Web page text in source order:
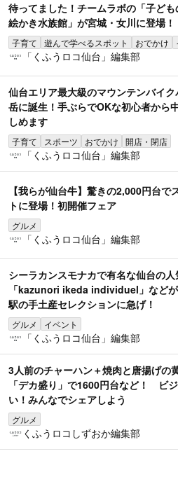
待ってました！チームラボの「子ど
絵かき水族館」が宮城・女川に登場！
子育て 遊んで学べるスポット おでかけ
「くふうロコ仙台」編集部
仙台エリア最大級のマウンテンバイ
岳に誕生！手ぶらでOKな初心者から
しめます
子育て スポーツ おでかけ 開店・閉店
「くふうロコ仙台」編集部
【我らが仙台牛】驚きの2,000円台で
トに登場！初開催フェア
グルメ
「くふうロコ仙台」編集部
シーラカンスモナカで有名な仙台の人
「kazunori ikeda individuel」など
駅の手土産セレクションに急げ！
グルメ イベント
「くふうロコ仙台」編集部
3人前のチャーハン＋焼肉と唐揚げの
「デカ盛り」で1600円台など！ ビ
い！みんなでシェアしよう
グルメ
くふうロコしずおか編集部